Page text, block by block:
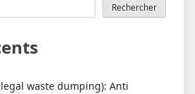
Rechercher
waste dumping): Anti